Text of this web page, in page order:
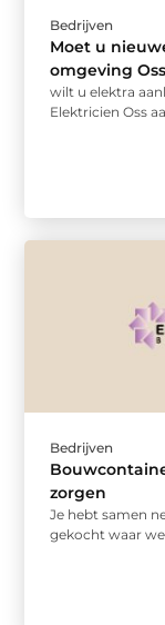
Bedrijven
Moet u
omgeving
wilt u elektra
Elektricien Oss
Bedrijven
zorgen
Je hebt samen
gekocht waar